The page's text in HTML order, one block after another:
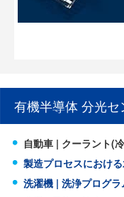
有機半導体 分光
自動車 | クーラント(
製造プロセスにおけ
洗濯機 | 洗浄プログ